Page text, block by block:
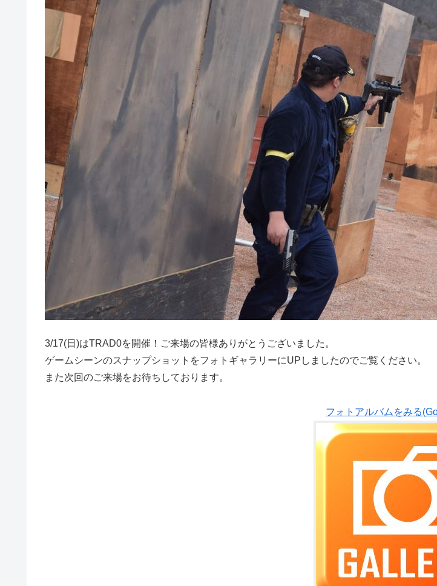
3/17(日)はTRAD0を開催！ご来場の皆様ありがとうございました。
ゲームシーンのスナップショットをフォトギャラリーにUPしましたのでご覧ください。
また次回のご来場をお待ちしております。
フォトアルバムをみる